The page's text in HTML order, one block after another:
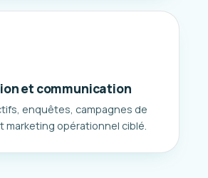
et communication
enquêtes, campagnes de
marketing opérationnel ciblé.